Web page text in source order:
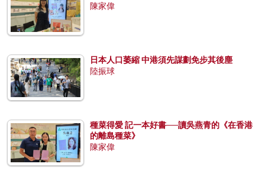
陳家偉
日本人口萎縮 中港須先謀劃免步其後塵
陸振球
種菜得愛 記一本好書──讀吳燕青的《在香港
的離島種菜》
陳家偉